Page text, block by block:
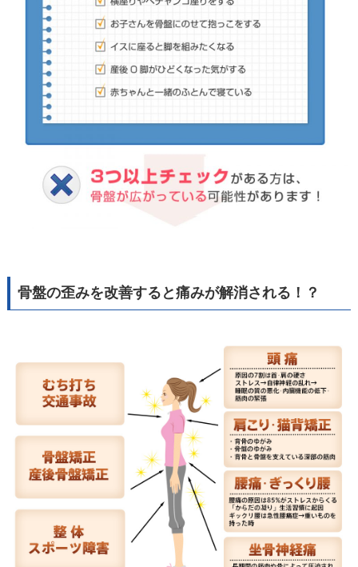
骨盤の歪みを改善すると痛みが解消される！？